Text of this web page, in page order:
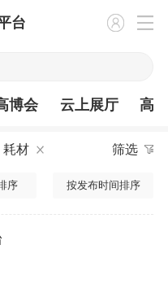
台
博会 云上展厅 高
耗材 筛选
序 按发布时间排序